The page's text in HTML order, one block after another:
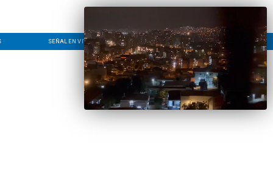
SEÑAL EN VIVO CONTACTO LÍNEA EDITORIAL